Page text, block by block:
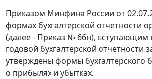
Приказом Минфина России от
формах бухгалтерской отчетности
(далее - Приказ № 66н), вступающим
годовой бухгалтерской отчетности
утверждены формы бухгалтерского
о прибылях и убытках.